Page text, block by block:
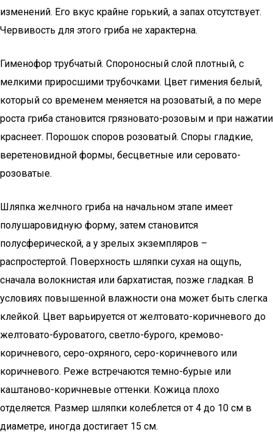
изменений. Его вкус крайне горький, а запах отсутствует.
Червивость для этого гриба не характерна.
Гименофор трубчатый. Спороносный слой плотный, с
мелкими приросшими трубочками. Цвет гимения белый,
который со временем меняется на розоватый, а по мере
роста гриба становится грязновато-розовым и при нажатии
краснеет. Порошок споров розоватый. Споры гладкие,
веретеновидной формы, бесцветные или серовато-
розоватые.
Шляпка желчного гриба на начальном этапе имеет
полушаровидную форму, затем становится
полусферической, а у зрелых экземпляров –
распростертой. Поверхность шляпки сухая на ощупь,
сначала волокнистая или бархатистая, позже гладкая. В
условиях повышенной влажности она может быть слегка
клейкой. Цвет варьируется от желтовато-коричневого до
желтовато-буроватого, светло-бурого, кремово-
коричневого, серо-охряного, серо-коричневого или
коричневого. Реже встречаются темно-бурые или
каштаново-коричневые оттенки. Кожица плохо
отделяется. Размер шляпки колеблется от 4 до 10 см в
диаметре, иногда достигает 15 см.